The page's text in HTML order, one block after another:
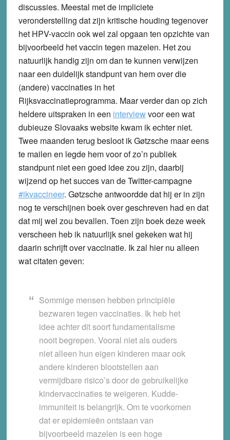
discussies. Meestal met de impliciete
veronderstelling dat zijn kritische houding tegenover
het HPV-vaccin ook wel zal opgaan ten opzichte van
bijvoorbeeld het vaccin tegen mazelen. Het zou
natuurlijk handig zijn om dan te kunnen verwijzen
naar een duidelijk standpunt van hem over die
(andere) vaccinaties in het
Rijksvaccinatieprogramma. Maar verder dan op zich
heldere uitspraken in een interviewvoor een wat
dubieuze Slovaaks website kwam ik echter niet.
Twee maanden terug besloot ik Gøtzsche maar eens
te mailen en legde hem voor of zo’n publiek
standpunt niet een goed idee zou zijn, daarbij
wijzend op het succes van de Twitter-campagne
#ikvaccineer. Gøtzsche antwoordde dat hij er in zijn
nog te verschijnen boek over geschreven had en dat
dat mij wel zou bevallen. Toen zijn boek deze week
verscheen heb ik natuurlijk snel gekeken wat hij
daarin schrijft over vaccinatie. Ik zal hier nu alleen
wat citaten geven:
Sommige mensen hebben principiële
bezwaren tegen vaccinaties. Ik heb het
idee achter dit soort fundamentalisme
nooit begrepen. Vooral niet als ouders
niet alleen hun eigen kinderen maar ook
andere kinderen blootstellen aan
vermijdbare risico’s door de gebruikelijke
kindervaccinaties te weigeren. Kudde-
immuniteit is belangrijk. Om te voorkomen
dat er epidemieën ontstaan van
bijvoorbeeld mazelen is een hoge